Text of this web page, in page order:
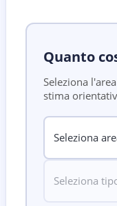
Quanto
Seleziona
stima